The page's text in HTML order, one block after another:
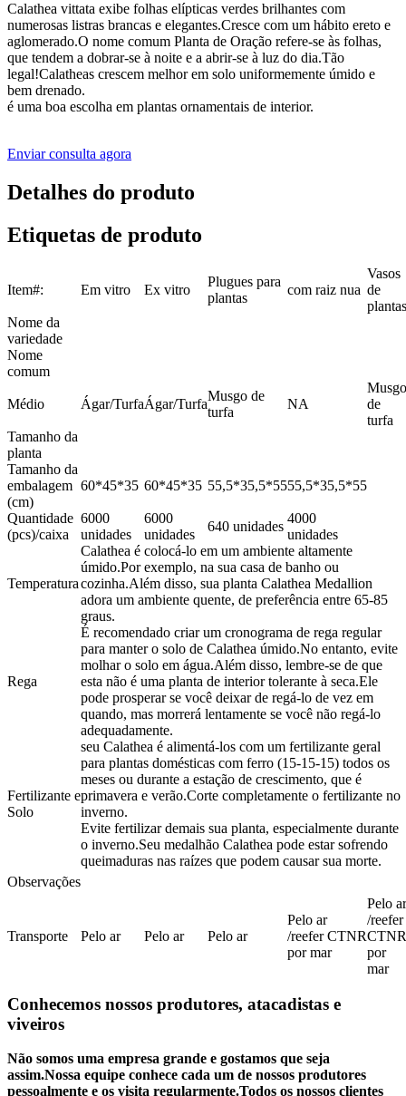
Calathea vittata exibe folhas elípticas verdes brilhantes com
numerosas listras brancas e elegantes.Cresce com um hábito ereto e
aglomerado.O nome comum Planta de Oração refere-se às folhas,
que tendem a dobrar-se à noite e a abrir-se à luz do dia.Tão
legal!Calatheas crescem melhor em solo uniformemente úmido e
bem drenado.
é uma boa escolha em plantas ornamentais de interior.
Enviar consulta agora
Detalhes do produto
Etiquetas de produto
Item#: Em vitro Ex vitro
Plugues para
plantas
com raiz nua
Vasos
de
plantas
Nome da
variedade
Nome
comum
Médio Ágar/TurfaÁgar/Turfa
Musgo de
turfa
NA
Musgo
de
turfa
Tamanho da
planta
Tamanho da
embalagem
(cm)
60*45*35 60*45*35 55,5*35,5*5555,5*35,5*55
Quantidade
(pcs)/caixa
6000
unidades
6000
unidades
640 unidades
4000
unidades
Temperatura
Calathea é colocá-lo em um ambiente altamente
úmido.Por exemplo, na sua casa de banho ou
cozinha.Além disso, sua planta Calathea Medallion
adora um ambiente quente, de preferência entre 65-85
graus.
Rega
É recomendado criar um cronograma de rega regular
para manter o solo de Calathea úmido.No entanto, evite
molhar o solo em água.Além disso, lembre-se de que
esta não é uma planta de interior tolerante à seca.Ele
pode prosperar se você deixar de regá-lo de vez em
quando, mas morrerá lentamente se você não regá-lo
adequadamente.
Fertilizante e
Solo
seu Calathea é alimentá-los com um fertilizante geral
para plantas domésticas com ferro (15-15-15) todos os
meses ou durante a estação de crescimento, que é
primavera e verão.Corte completamente o fertilizante no
inverno.
Evite fertilizar demais sua planta, especialmente durante
o inverno.Seu medalhão Calathea pode estar sofrendo
queimaduras nas raízes que podem causar sua morte.
Observações
Transporte Pelo ar Pelo ar Pelo ar
Pelo ar
/reefer CTNR
por mar
Pelo ar
/reefer
CTNR
por
mar
Conhecemos nossos produtores, atacadistas e
viveiros
Não somos uma empresa grande e gostamos que seja
assim.Nossa equipe conhece cada um de nossos produtores
pessoalmente e os visita regularmente.Todos os nossos clientes